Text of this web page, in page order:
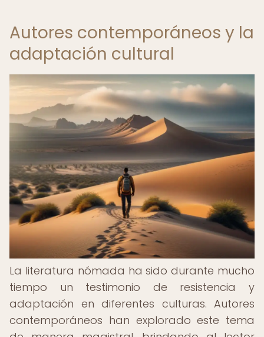
Autores contemporáneos y la
adaptación cultural
La literatura nómada ha sido durante mucho
tiempo un testimonio de resistencia y
adaptación en diferentes culturas. Autores
contemporáneos han explorado este tema